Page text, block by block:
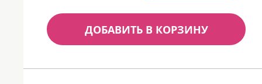
ДОБАВИТЬ В КОРЗИНУ